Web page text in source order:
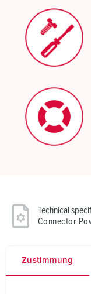
Zustimmung
Technical
Connector
Poles